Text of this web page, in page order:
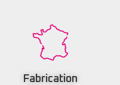
Fabrication